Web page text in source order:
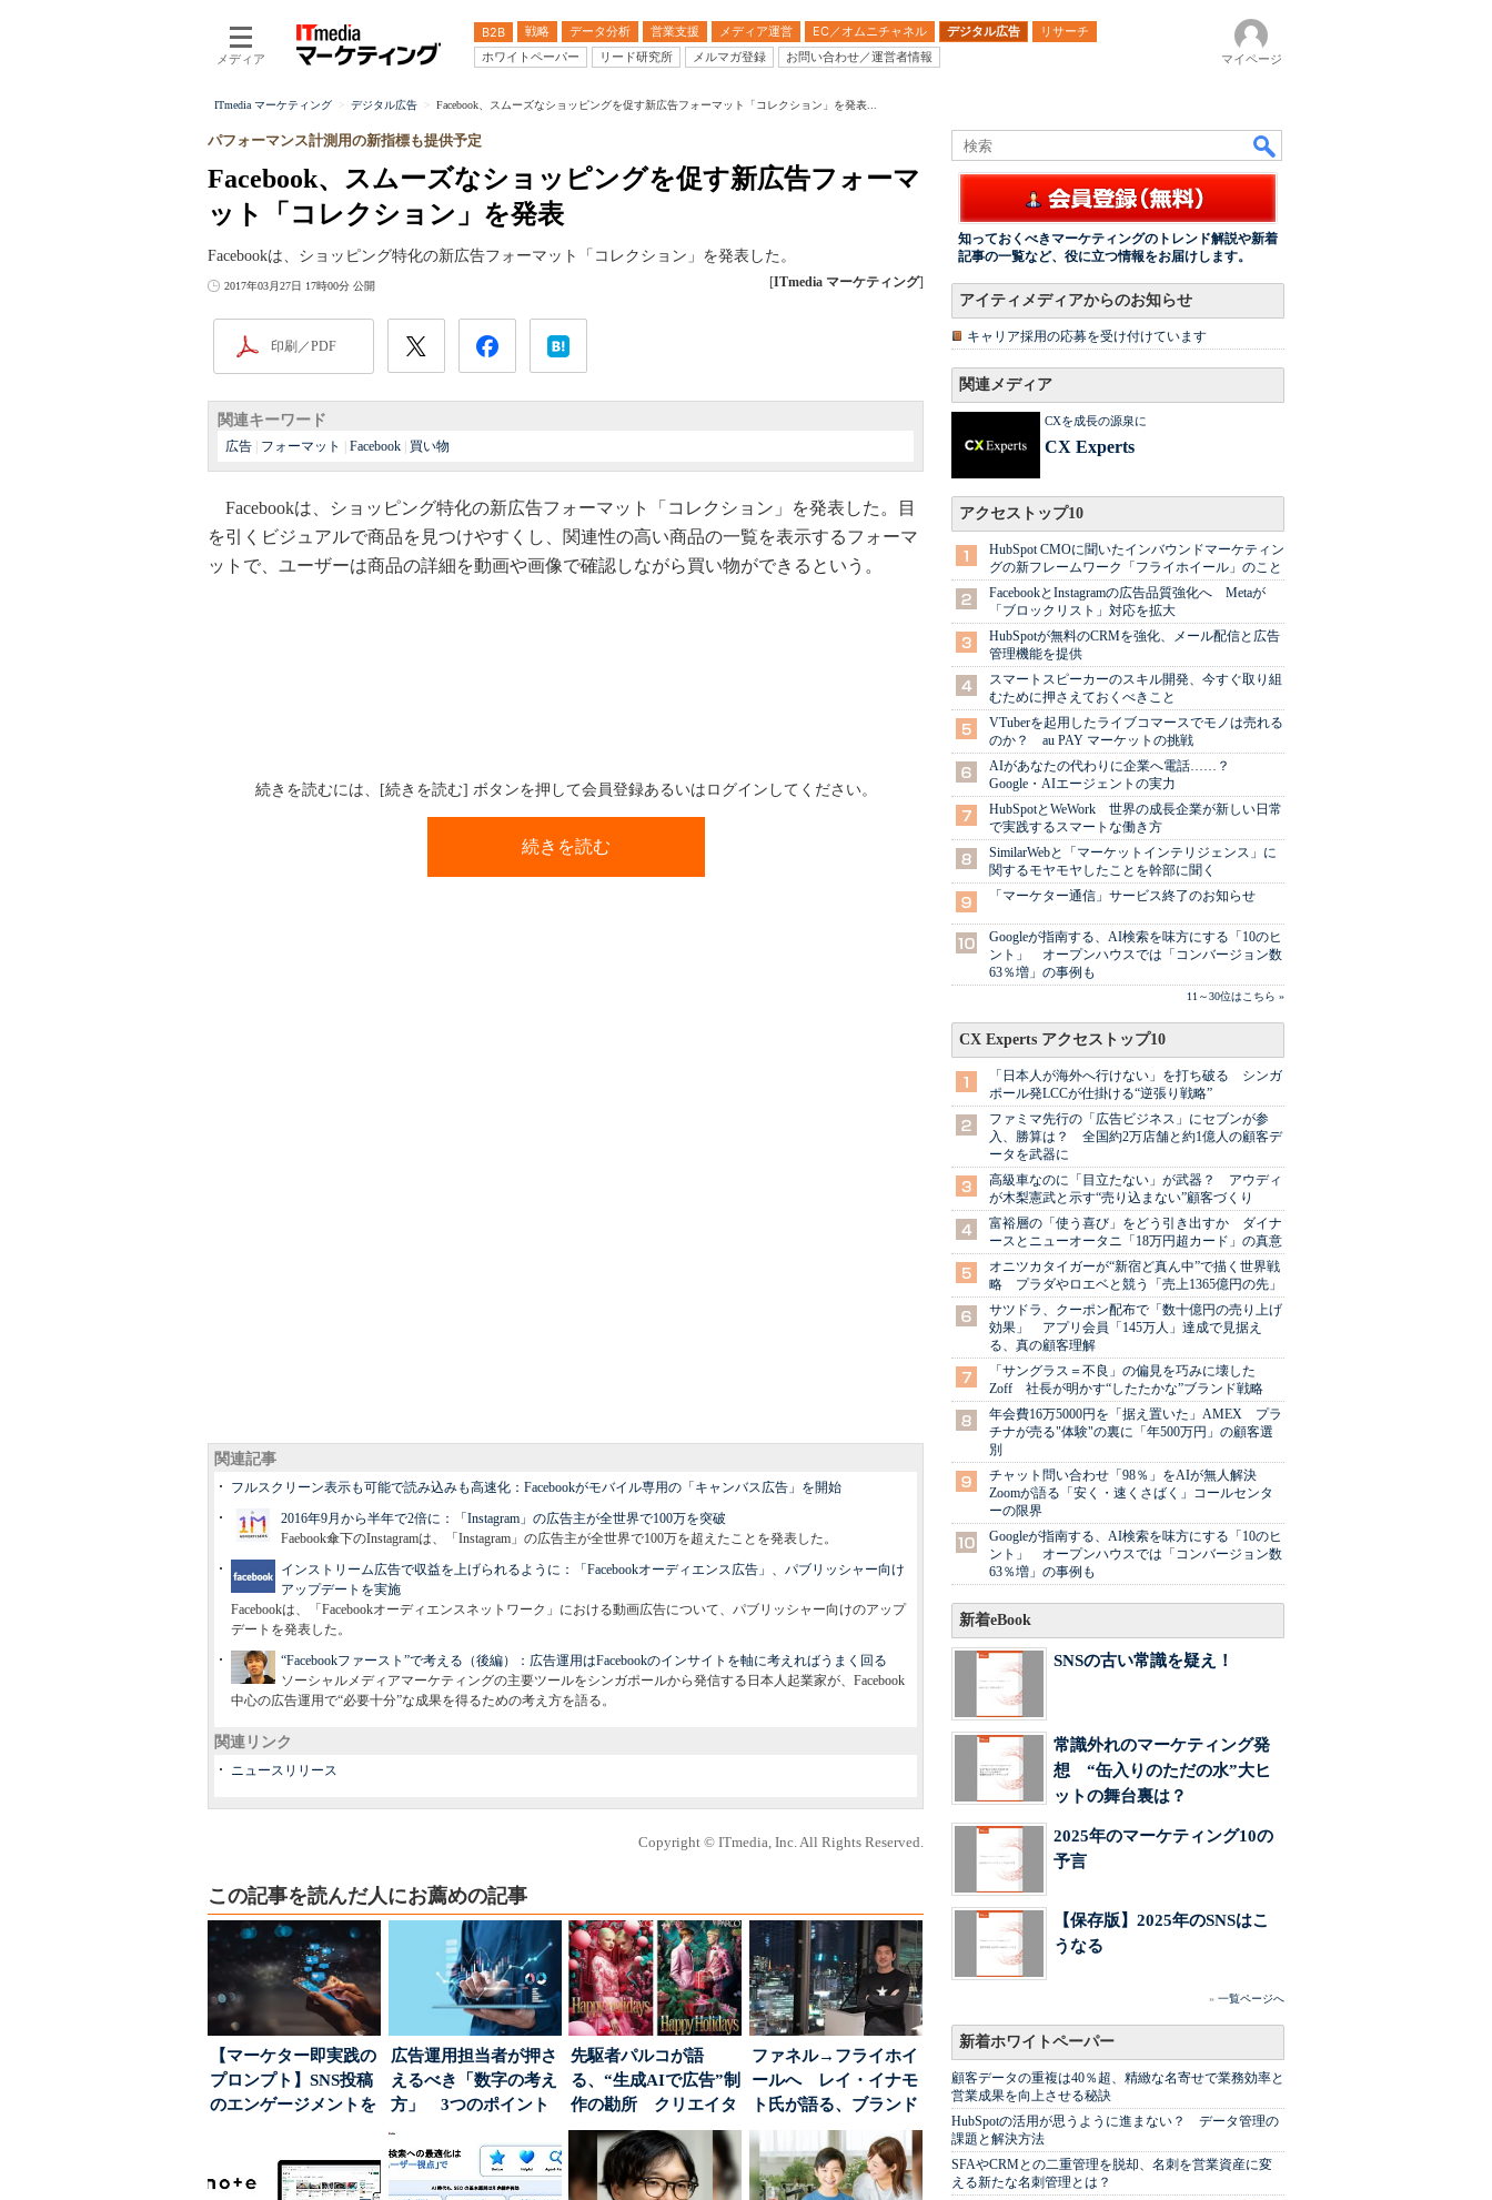
メディア
B2B 戦略 データ分析 営業支援 メディア運営 EC／オムニチャネル デジタル広告
リサーチ
ホワイトペーパー
リード研究所 メルマガ登録 お問い合わせ／運営者情報 マイページ
ITmedia マーケティング デジタル広告 Facebook、スムーズなショッピングを促す新広告フォーマット「コレクション」を発表...
Facebook、スムーズなショッピングを促す新広告フォーマ
ット「コレクション」を発表
パフォーマンス計測用の新指標も提供予定
Facebookは、ショッピング特化の新広告フォーマット「コレクション」を発表した。
2017年03月27日 17時00分 公開 [ITmedia マーケティング]
印刷／PDF
関連キーワード
広告 フォーマット Facebook 買い物
Facebookは、ショッピング特化の新広告フォーマット「コレクション」を発表した。目
を引くビジュアルで商品を見つけやすくし、関連性の高い商品の一覧を表示するフォーマ
ットで、ユーザーは商品の詳細を動画や画像で確認しながら買い物ができるという。
続きを読むには、[続きを読む] ボタンを押して会員登録あるいはログインしてください。
続きを読む
関連記事
フルスクリーン表示も可能で読み込みも高速化：Facebookがモバイル専用の「キャンバス広告」を開始
2016年9月から半年で2倍に：「Instagram」の広告主が全世界で100万を突破
Faebook傘下のInstagramは、「Instagram」の広告主が全世界で100万を超えたことを発表した。
インストリーム広告で収益を上げられるように：「Facebookオーディエンス広告」、パブリッシャー向け
アップデートを実施
Facebookは、「Facebookオーディエンスネットワーク」における動画広告について、パブリッシャー向けのアップ
デートを発表した。
“Facebookファースト”で考える（後編）：広告運用はFacebookのインサイトを軸に考えればうまく回る
ソーシャルメディアマーケティングの主要ツールをシンガポールから発信する日本人起業家が、Facebook
中心の広告運用で“必要十分”な成果を得るための考え方を語る。
関連リンク
ニュースリリース
Copyright © ITmedia, Inc. All Rights Reserved.
この記事を読んだ人にお薦めの記事
【マーケター即実践の
プロンプト】SNS投稿
のエンゲージメントを
広告運用担当者が押さ
えるべき「数字の考え
方」 3つのポイント
とは
先駆者パルコが語
る、“生成AIで広告”制
作の勘所 クリエイタ
ーに残る「重要な役
ファネル→フライホイ
ールへ レイ・イナモ
ト氏が語る、ブランド
が「信頼」を得るた
め...
知っておくべきマーケティングのトレンド解説や新着
記事の一覧など、役に立つ情報をお届けします。
アイティメディアからのお知らせ
キャリア採用の応募を受け付けています
関連メディア
CXを成長の源泉に
CX Experts
アクセストップ10
HubSpot CMOに聞いたインバウンドマーケティン
グの新フレームワーク「フライホイール」のこと
FacebookとInstagramの広告品質強化へ Metaが
「ブロックリスト」対応を拡大
HubSpotが無料のCRMを強化、メール配信と広告
管理機能を提供
スマートスピーカーのスキル開発、今すぐ取り組
むために押さえておくべきこと
VTuberを起用したライブコマースでモノは売れる
のか？ au PAY マーケットの挑戦
AIがあなたの代わりに企業へ電話……？
Google・AIエージェントの実力
HubSpotとWeWork 世界の成長企業が新しい日常
で実践するスマートな働き方
SimilarWebと「マーケットインテリジェンス」に
関するモヤモヤしたことを幹部に聞く
「マーケター通信」サービス終了のお知らせ
Googleが指南する、AI検索を味方にする「10のヒ
ント」 オープンハウスでは「コンバージョン数
63％増」の事例も
11～30位はこちら »
CX Experts アクセストップ10
「日本人が海外へ行けない」を打ち破る シンガ
ポール発LCCが仕掛ける“逆張り戦略”
ファミマ先行の「広告ビジネス」にセブンが参
入、勝算は？ 全国約2万店舗と約1億人の顧客デ
ータを武器に
高級車なのに「目立たない」が武器？ アウディ
が木梨憲武と示す“売り込まない”顧客づくり
富裕層の「使う喜び」をどう引き出すか ダイナ
ースとニューオータニ「18万円超カード」の真意
オニツカタイガーが“新宿ど真ん中”で描く世界戦
略 プラダやロエベと競う「売上1365億円の先」
サツドラ、クーポン配布で「数十億円の売り上げ
効果」 アプリ会員「145万人」達成で見据え
る、真の顧客理解
「サングラス＝不良」の偏見を巧みに壊した
Zoff 社長が明かす“したたかな”ブランド戦略
年会費16万5000円を「据え置いた」AMEX プラ
チナが売る"体験"の裏に「年500万円」の顧客選
別
チャット問い合わせ「98％」をAIが無人解決
Zoomが語る「安く・速くさばく」コールセンタ
ーの限界
Googleが指南する、AI検索を味方にする「10のヒ
ント」 オープンハウスでは「コンバージョン数
63％増」の事例も
新着eBook
SNSの古い常識を疑え！
常識外れのマーケティング発
想 “缶入りのただの水”大ヒ
ットの舞台裏は？
2025年のマーケティング10の
予言
【保存版】2025年のSNSはこ
うなる
» 一覧ページへ
新着ホワイトペーパー
顧客データの重複は40％超、精緻な名寄せで業務効率と
営業成果を向上させる秘訣
HubSpotの活用が思うように進まない？ データ管理の
課題と解決方法
SFAやCRMとの二重管理を脱却、名刺を営業資産に変
える新たな名刺管理とは？